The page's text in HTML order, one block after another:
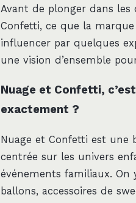
Avant de plonger dans
Confetti, ce que la
influencer par quelques
une vision d’ensemble
Nuage et Confetti,
exactement ?
Nuage et Confetti est une
centrée sur les univers
événements familiaux. On
ballons, accessoires de